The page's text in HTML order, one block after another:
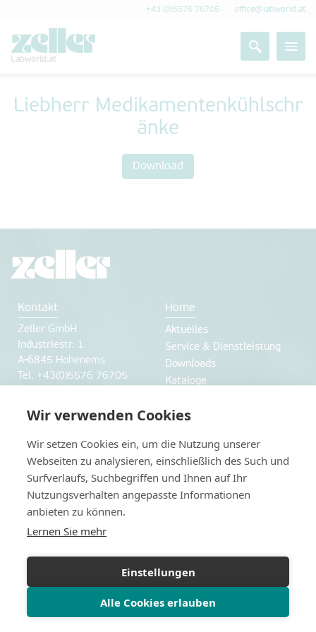
Wir verwenden Cookies
Wir setzen Cookies ein, um die Nutzung unserer
Webseiten zu analysieren, einschließlich des Such und
Surfverlaufs, Suchbegriffen und Ihnen auf Ihr
Nutzungsverhalten angepasste Informationen
anbieten zu können.
Lernen Sie mehr
Einstellungen
Alle Cookies erlauben
+43 (0)5576 76705 office@labworld.at
Labworld.at
Liebherr Medikamentenkühlschr
änke
Download
Kontakt
Zeller GmbH
Industriestr. 1
A-6845 Hohenems
Tel. +43(0)5576 76705
Home
Aktuelles
Service & Dienstleistung
Downloads
Kataloge
Unternehmen
über uns
Anfahrt und Öffnungszeiten
Karriere
Herstellerverzeichnis
Webshop
Datenschutzerklärung
www.legionellen-
schnelltest.at